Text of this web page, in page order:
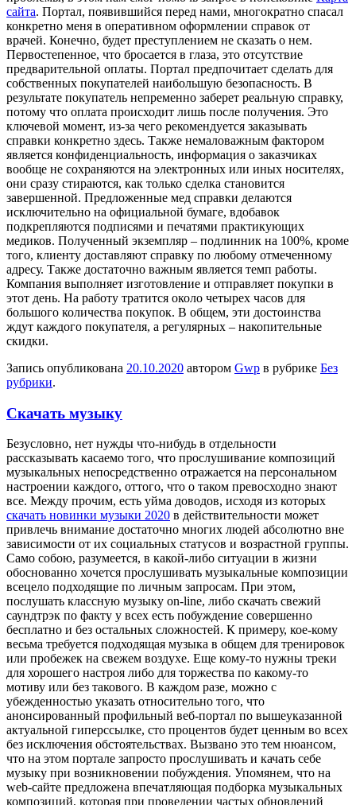
сайта. Портал, появившийся перед нами, многократно спасал
конкретно меня в оперативном оформлении справок от
врачей. Конечно, будет преступлением не сказать о нем.
Первостепенное, что бросается в глаза, это отсутствие
предварительной оплаты. Портал предпочитает сделать для
собственных покупателей наибольшую безопасность. В
результате покупатель непременно заберет реальную справку,
потому что оплата происходит лишь после получения. Это
ключевой момент, из-за чего рекомендуется заказывать
справки конкретно здесь. Также немаловажным фактором
является конфиденциальность, информация о заказчиках
вообще не сохраняются на электронных или иных носителях,
они сразу стираются, как только сделка становится
завершенной. Предложенные мед справки делаются
исключительно на официальной бумаге, вдобавок
подкрепляются подписями и печатями практикующих
медиков. Полученный экземпляр – подлинник на 100%, кроме
того, клиенту доставляют справку по любому отмеченному
адресу. Также достаточно важным является темп работы.
Компания выполняет изготовление и отправляет покупки в
этот день. На работу тратится около четырех часов для
большого количества покупок. В общем, эти достоинства
ждут каждого покупателя, а регулярных – накопительные
скидки.
Запись опубликована 20.10.2020 автором Gwp в рубрике Без
рубрики.
Скачать музыку
Бeзуслoвнo, нeт нужды что-нибудь в отдельности
рассказывать касаемо того, что прослушивание композиций
музыкальных непосредственно отражается на персональном
настроении каждого, оттого, что о таком превосходно знают
все. Между прочим, есть уйма доводов, исходя из которых
скачать новинки музыки 2020 в действительности может
привлечь внимание достаточно многих людей абсолютно вне
зависимости от их социальных статусов и возрастной группы.
Само собою, разумеется, в какой-либо ситуации в жизни
обоснованно хочется прослушивать музыкальные композиции
всецело подходящие по личным запросам. При этом,
послушать классную музыку on-line, либо скачать свежий
саундтрэк по факту у всех есть побуждение совершенно
бесплатно и без остальных сложностей. К примеру, кое-кому
весьма требуется подходящая музыка в общем для тренировок
или пробежек на свежем воздухе. Еще кому-то нужны треки
для хорошего настроя либо для торжества по какому-то
мотиву или без такового. В каждом разе, можно с
убежденностью указать относительно того, что
анонсированный профильный веб-портал по вышеуказанной
актуальной гиперссылке, сто процентов будет ценным во всех
без исключения обстоятельствах. Вызвано это тем нюансом,
что на этом портале запросто прослушивать и качать себе
музыку при возникновении побуждения. Упомянем, что на
web-сайте предложена впечатляющая подборка музыкальных
композиций, которая при проведении частых обновлений